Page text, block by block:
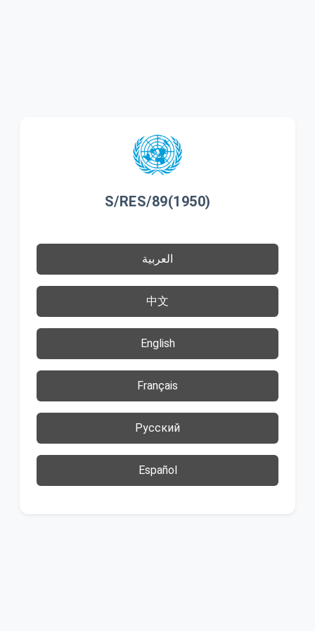
S/RES/89(1950)
العربية
中文
English
Français
Русский
Español